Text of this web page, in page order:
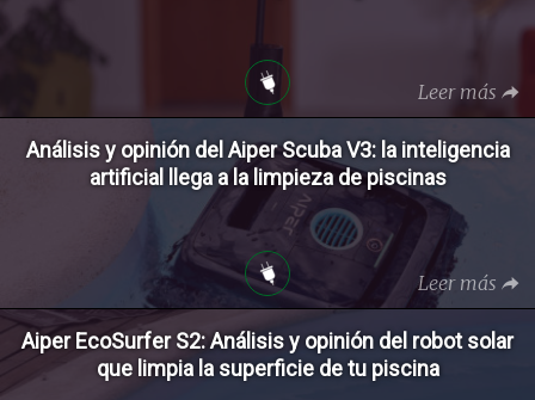
Leer más
Análisis y opinión del Aiper Scuba V3: la inteligencia
artificial llega a la limpieza de piscinas
Leer más
Aiper EcoSurfer S2: Análisis y opinión del robot solar
que limpia la superficie de tu piscina